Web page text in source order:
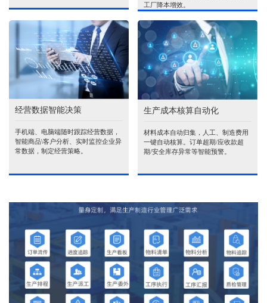
工厂降本增效。
经营数据智能决策
手机端、电脑端随时跟踪经营数据，
智能商品\客户分析、实时监控企业异
常数据，制定经营策略。
生产成本核算自动化
材料成本自动归集，人工、制造费用
一键自动核算。订单超期/应收款超
期/安全库存异常等智能预警。